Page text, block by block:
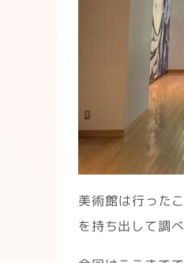
美術館は行った
を持ち出して調